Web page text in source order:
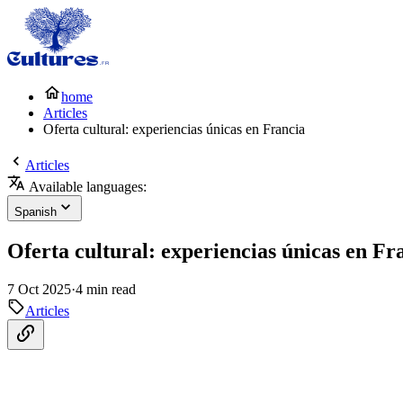
home
Articles
Oferta cultural: experiencias únicas en Francia
Articles
Available languages:
Spanish
Oferta cultural: experiencias únicas en
7 Oct 2025·4 min read
Articles